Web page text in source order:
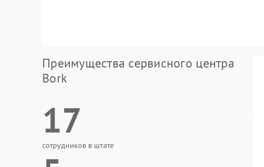
Преимущества сервисного центра
Bork
17
сотрудников в штате